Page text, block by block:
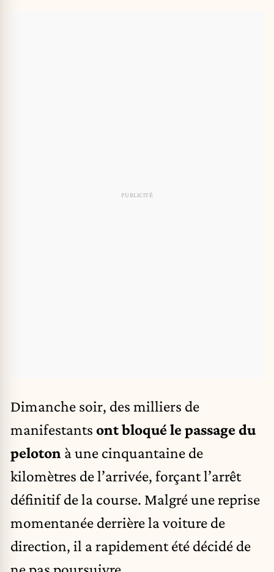
Dimanche soir, des milliers de
manifestants ont bloqué le passage du
peloton à une cinquantaine de
kilomètres de l’arrivée, forçant l’arrêt
définitif de la course. Malgré une reprise
momentanée derrière la voiture de
direction, il a rapidement été décidé de